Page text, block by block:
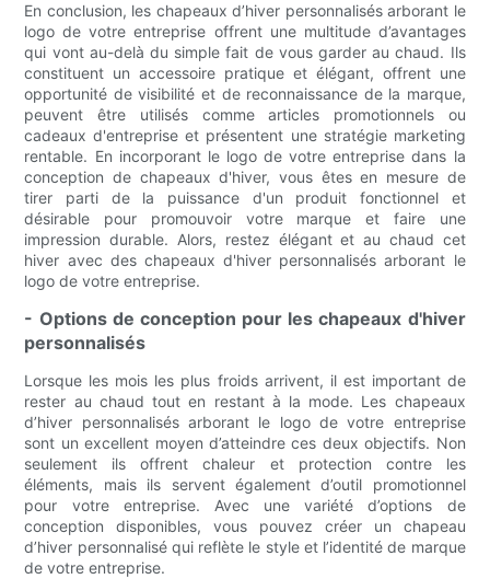
En conclusion, les chapeaux d’hiver personnalisés arborant le
logo de votre entreprise offrent une multitude d’avantages
qui vont au-delà du simple fait de vous garder au chaud. Ils
constituent un accessoire pratique et élégant, offrent une
opportunité de visibilité et de reconnaissance de la marque,
peuvent être utilisés comme articles promotionnels ou
cadeaux d'entreprise et présentent une stratégie marketing
rentable. En incorporant le logo de votre entreprise dans la
conception de chapeaux d'hiver, vous êtes en mesure de
tirer parti de la puissance d'un produit fonctionnel et
désirable pour promouvoir votre marque et faire une
impression durable. Alors, restez élégant et au chaud cet
hiver avec des chapeaux d'hiver personnalisés arborant le
logo de votre entreprise.
- Options de conception pour les chapeaux d'hiver
personnalisés
Lorsque les mois les plus froids arrivent, il est important de
rester au chaud tout en restant à la mode. Les chapeaux
d’hiver personnalisés arborant le logo de votre entreprise
sont un excellent moyen d’atteindre ces deux objectifs. Non
seulement ils offrent chaleur et protection contre les
éléments, mais ils servent également d’outil promotionnel
pour votre entreprise. Avec une variété d’options de
conception disponibles, vous pouvez créer un chapeau
d’hiver personnalisé qui reflète le style et l’identité de marque
de votre entreprise.